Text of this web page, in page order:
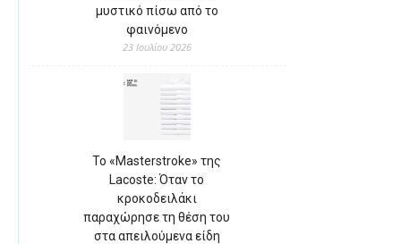
μυστικό πίσω από το
φαινόμενο
23 Ιουλίου 2026
Το «Masterstroke» της
Lacoste: Όταν το
κροκοδειλάκι
παραχώρησε τη θέση του
στα απειλούμενα είδη